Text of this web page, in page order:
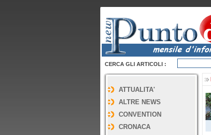
CERCA GLI ARTICOLI :
ATTUALITA'
ALTRE NEWS
CONVENTION
CRONACA